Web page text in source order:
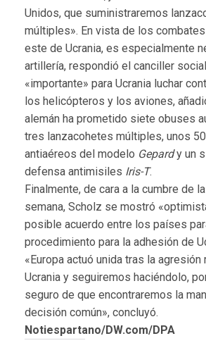
Unidos, que suministraremos
múltiples». En vista de los
este de Ucrania, es especialmente
artillería, respondió el canciller
«importante» para Ucrania luchar
los helicópteros y los aviones,
alemán ha prometido siete obuses
tres lanzacohetes múltiples, unos
antiaéreos del modelo Gepardy un
defensa antimisiles Iris-T.
Finalmente, de cara a la cumbre de
semana, Scholz se mostró
posible acuerdo entre los países
procedimiento para la adhesión de
«Europa actuó unida tras la agresión
Ucrania y seguiremos haciéndolo,
seguro de que encontraremos la
decisión común», concluyó.
Notiespartano/DW.com/DPA